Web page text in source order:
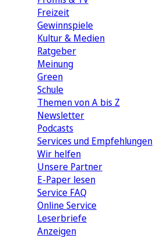
Freizeit
Gewinnspiele
Kultur & Medien
Ratgeber
Meinung
Green
Schule
Themen von A bis Z
Newsletter
Podcasts
Services und Empfehlungen
Wir helfen
Unsere Partner
E-Paper lesen
Service FAQ
Online Service
Leserbriefe
Anzeigen